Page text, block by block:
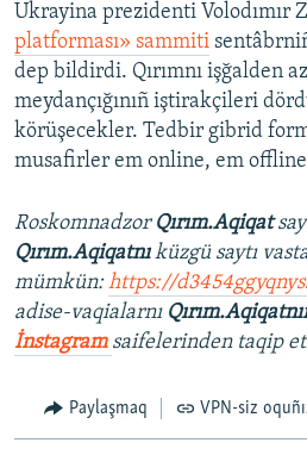
Ukrayina prezidenti Volodımır
platforması» sammiti
dep bildirdi. Qırımnı işğalden
meydançığınıñ iştirakçileri
körüşecekler. Tedbir gibrid
musafirler em online, em offline
Roskomnadzor Qırım.Aqiqat
Qırım.Aqiqatnıküzgü saytı
mümkün:https://
adise-vaqialarnı
İnstagram saifelerinden taqip
Paylaşmaq VPN-siz